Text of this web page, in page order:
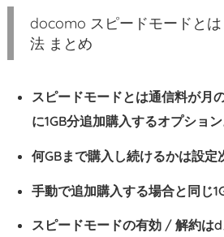
docomo スピードモードと
法 まとめ
スピードモードとは通信料が月
に1GB分追加購入するオプション
何GBまで購入し続けるかは設定
手動で追加購入する場合と同じ
スピードモードの有効 / 解約は